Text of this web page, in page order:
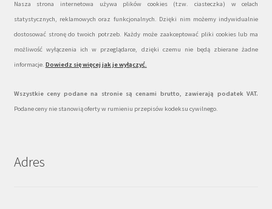
Nasza strona internetowa używa plików cookies (tzw. ciasteczka) w celach
statystycznych, reklamowych oraz funkcjonalnych. Dzięki nim możemy indywidualnie
dostosować stronę do twoich potrzeb. Każdy może zaakceptować pliki cookies lub ma
możliwość wyłączenia ich w przeglądarce, dzięki czemu nie będą zbierane żadne
informacje. Dowiedz się więcej jak je wyłączyć.
Wszystkie ceny podane na stronie są cenami brutto, zawierają podatek VAT.
Podane ceny nie stanowią oferty w rumieniu przepisów kodeksu cywilnego.
Adres